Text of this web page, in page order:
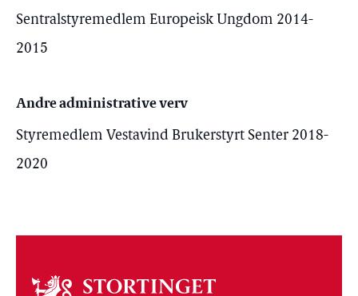
Sentralstyremedlem Europeisk Ungdom 2014-
2015
Andre administrative verv
Styremedlem Vestavind Brukerstyrt Senter 2018-
2020
Om